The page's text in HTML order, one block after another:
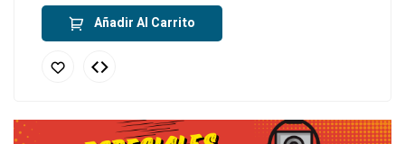
Añadir Al Carrito